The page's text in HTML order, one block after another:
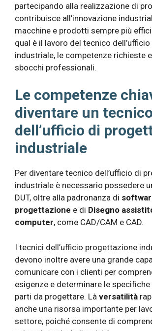
partecipando alla realizzazione di
contribuisce all’innovazione
macchine e prodotti sempre più
qual è il lavoro del tecnico
industriale, le competenze richieste
sbocchi professionali.
Le competenze
diventare un tecnico
dell’ufficio di
industriale
Per diventare tecnico dell’ufficio di
industriale è necessario possedere
DUT, oltre alla padronanza di
progettazione e di Disegno
computer, come CAD/CAM e CAD.
I tecnici dell’ufficio progettazione
devono inoltre avere una grande
comunicare con i clienti per
esigenze e determinare le
parti da progettare. Là versatilità
anche una risorsa importante per
settore, poiché consente di